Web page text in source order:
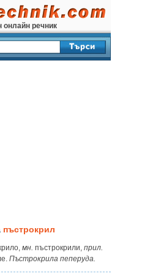
онлайн речник
пъстрокрил
мн. пъстрокрили, прил.
Пъстрокрила пеперуда.